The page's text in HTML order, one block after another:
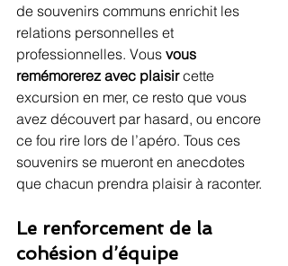
de souvenirs communs enrichit les
relations personnelles et
professionnelles. Vous vous
remémorerez avec plaisir cette
excursion en mer, ce resto que vous
avez découvert par hasard, ou encore
ce fou rire lors de l’apéro. Tous ces
souvenirs se mueront en anecdotes
que chacun prendra plaisir à raconter.
Le renforcement de la
cohésion d’équipe